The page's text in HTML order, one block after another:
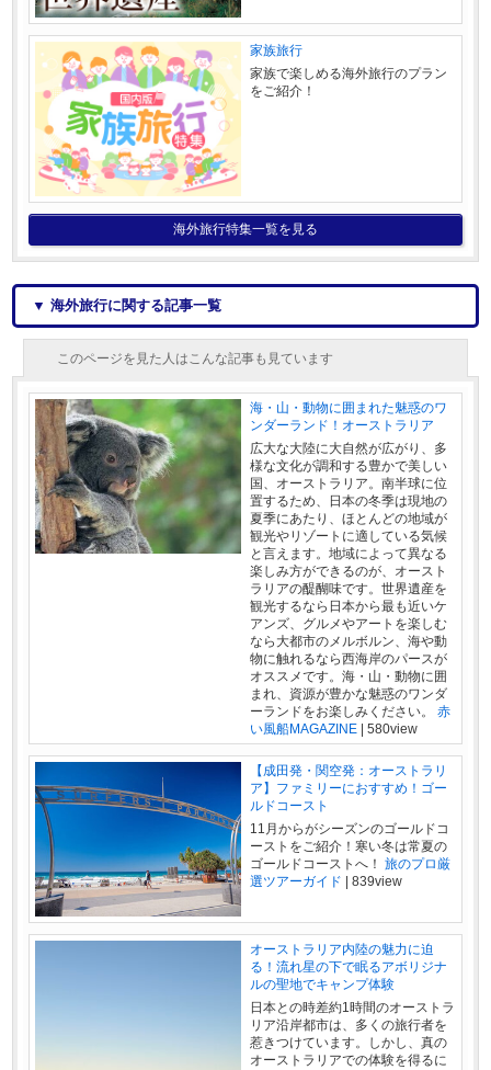
家族旅行
家族で楽しめる海外旅行のプラン
をご紹介！
海外旅行特集一覧を見る
▼ 海外旅行に関する記事一覧
このページを見た人はこんな記事も見ています
海・山・動物に囲まれた魅惑のワ
ンダーランド！オーストラリア
広大な大陸に大自然が広がり、多
様な文化が調和する豊かで美しい
国、オーストラリア。南半球に位
置するため、日本の冬季は現地の
夏季にあたり、ほとんどの地域が
観光やリゾートに適している気候
と言えます。地域によって異なる
楽しみ方ができるのが、オースト
ラリアの醍醐味です。世界遺産を
観光するなら日本から最も近いケ
アンズ、グルメやアートを楽しむ
なら大都市のメルボルン、海や動
物に触れるなら西海岸のパースが
オススメです。海・山・動物に囲
まれ、資源が豊かな魅惑のワンダ
ーランドをお楽しみください。
赤
い風船MAGAZINE| 580view
【成田発・関空発：オーストラリ
ア】ファミリーにおすすめ！ゴー
ルドコースト
11月からがシーズンのゴールドコ
ーストをご紹介！寒い冬は常夏の
ゴールドコーストへ！ 旅のプロ厳
選ツアーガイド | 839view
オーストラリア内陸の魅力に迫
る！流れ星の下で眠るアボリジナ
ルの聖地でキャンプ体験
日本との時差約1時間のオーストラ
リア沿岸都市は、多くの旅行者を
惹きつけています。しかし、真の
オーストラリアでの体験を得るに